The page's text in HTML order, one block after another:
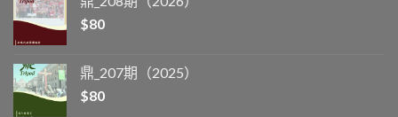
$80
鼎_207期（2025）
$80